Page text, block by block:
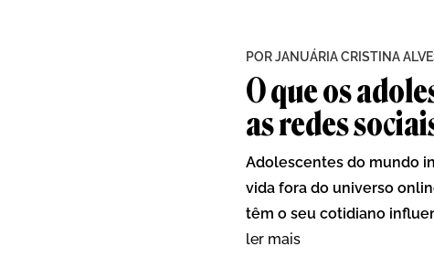
O que os
as redes
PORJANUÁRIA CRISTINA
Adolescentes do mundo
vida fora do universo
têm o seu cotidiano
ler mais